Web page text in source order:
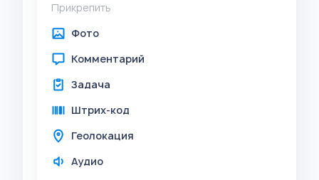
Прикрепить
Фото
Комментарий
Задача
Штрих-код
Геолокация
Аудио